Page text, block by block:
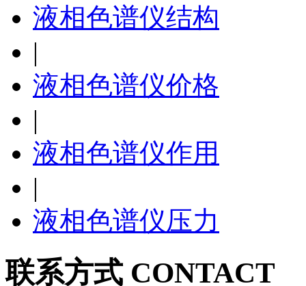
液相色谱仪结构
|
液相色谱仪价格
|
液相色谱仪作用
|
液相色谱仪压力
联系方式 CONTACT